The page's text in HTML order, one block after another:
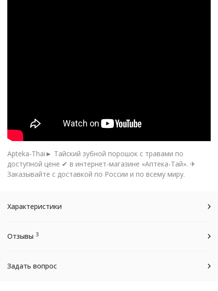
Apteka-Thai► Тайский зубной порошок с травами по
доступной цене ✔ в интернет-магазине «Аптека-Тай». ✈
Заказывайте с доставкой по России и по всему миру.
Характеристики
Отзывы 3
Задать вопрос